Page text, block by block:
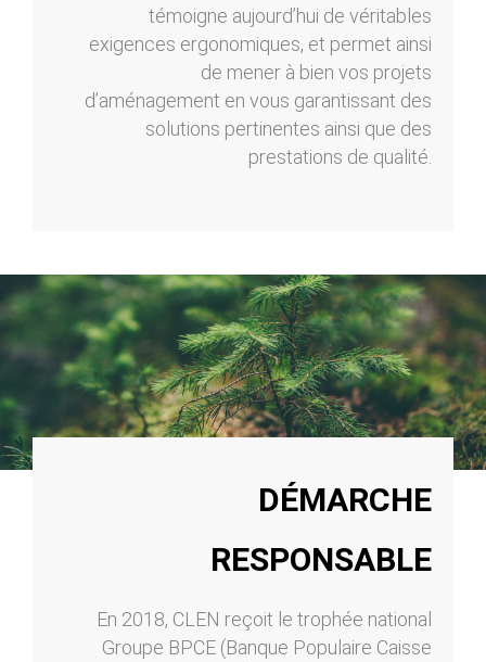
témoigne aujourd’hui de véritables
exigences ergonomiques, et permet ainsi
de mener à bien vos projets
d’aménagement en vous garantissant des
solutions pertinentes ainsi que des
prestations de qualité.
DÉMARCHE
RESPONSABLE
En 2018, CLEN reçoit le trophée national
Groupe BPCE (Banque Populaire Caisse